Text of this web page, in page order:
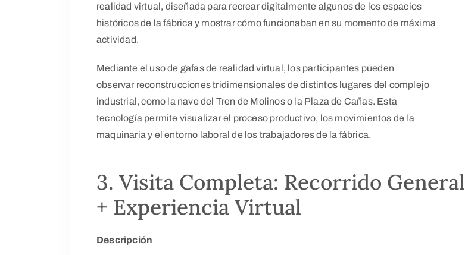
realidad virtual, diseñada para recrear digitalmente algunos de los espacios
históricos de la fábrica y mostrar cómo funcionaban en su momento de máxima
actividad.
Mediante el uso de gafas de realidad virtual, los participantes pueden
observar reconstrucciones tridimensionales de distintos lugares del complejo
industrial, como la nave del Tren de Molinos o la Plaza de Cañas. Esta
tecnología permite visualizar el proceso productivo, los movimientos de la
maquinaria y el entorno laboral de los trabajadores de la fábrica.
3. Visita Completa: Recorrido General
+ Experiencia Virtual
Descripción